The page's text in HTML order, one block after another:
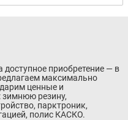
приобретение — в
максимально
ценные и
зимнюю резину,
парктроник,
полис КАСКО.